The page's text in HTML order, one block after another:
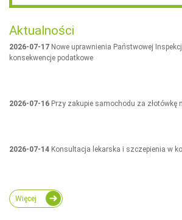
Aktualności
2026-07-17 Nowe uprawnienia Państwowej
konsekwencje podatkowe
2026-07-16 Przy zakupie samochodu za złotówkę
2026-07-14 Konsultacja lekarska i szczepienia w
Więcej